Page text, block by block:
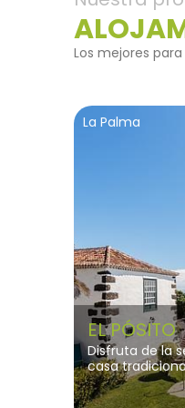
Los mejores
La Palma
EL PÓSITO
Disfruta de la
casa
bodegas
buscan